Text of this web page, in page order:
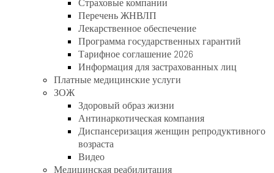
Страховые компании
Перечень ЖНВЛП
Лекарственное обеспечение
Программа государственных гарантий
Тарифное соглашение 2026
Информация для застрахованных лиц
Платные медицинские услуги
ЗОЖ
Здоровый образ жизни
Антинаркотическая компания
Диспансеризация женщин репродуктивного
возраста
Видео
Медицинская реабилитация